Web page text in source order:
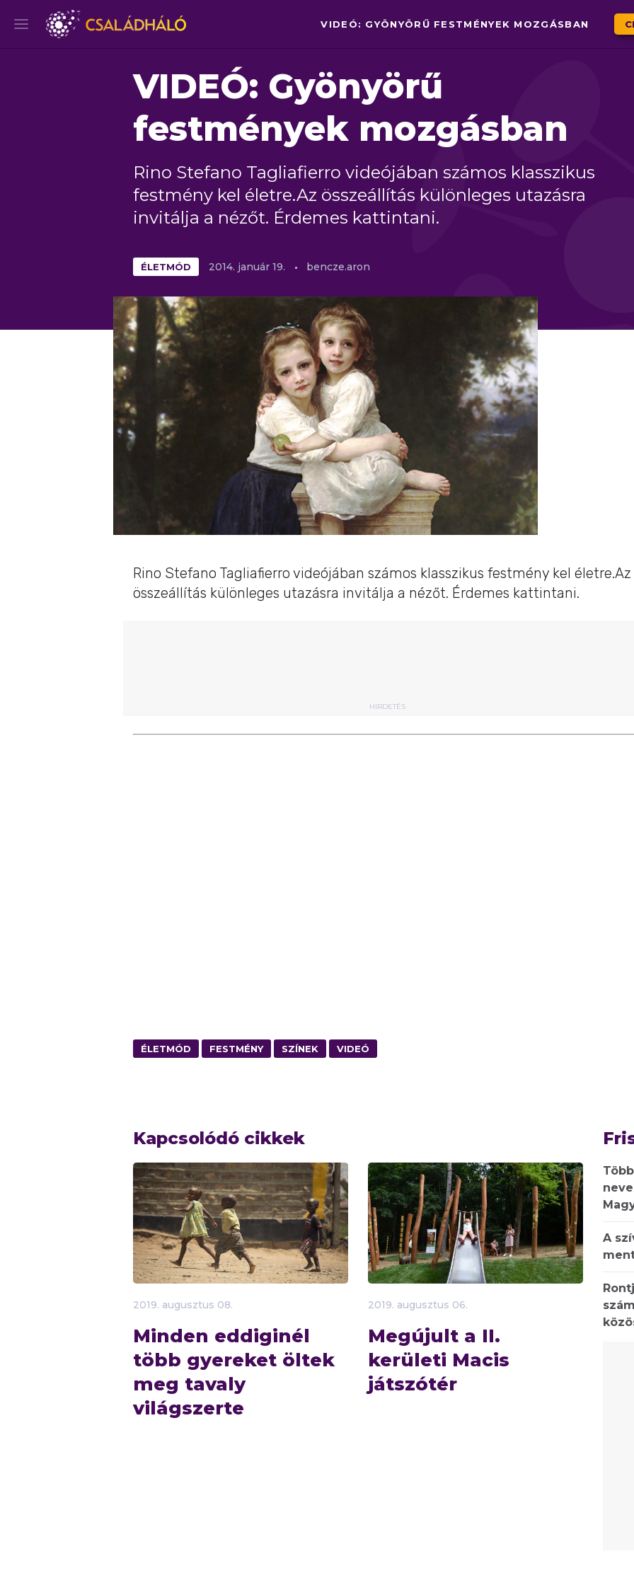
VIDEÓ: GYÖNYÖRŰ FESTMÉNYEK MOZGÁSBAN
VIDEÓ: Gyönyörű
festmények mozgásban
Rino Stefano Tagliafierro videójában számos klasszikus
festmény kel életre.Az összeállítás különleges utazásra
invitálja a nézőt. Érdemes kattintani.
ÉLETMÓD 2014. január 19. bencze.aron
Rino Stefano Tagliafierro videójában számos klasszikus festmény kel életre.Az
összeállítás különleges utazásra invitálja a nézőt. Érdemes kattintani.
HIRDETÉS
ÉLETMÓD FESTMÉNY SZÍNEK VIDEÓ
Kapcsolódó cikkek
2019. augusztus 08.
Minden eddiginél
több gyereket öltek
meg tavaly
világszerte
2019. augusztus 06.
Megújult a II.
kerületi Macis
játszótér
A